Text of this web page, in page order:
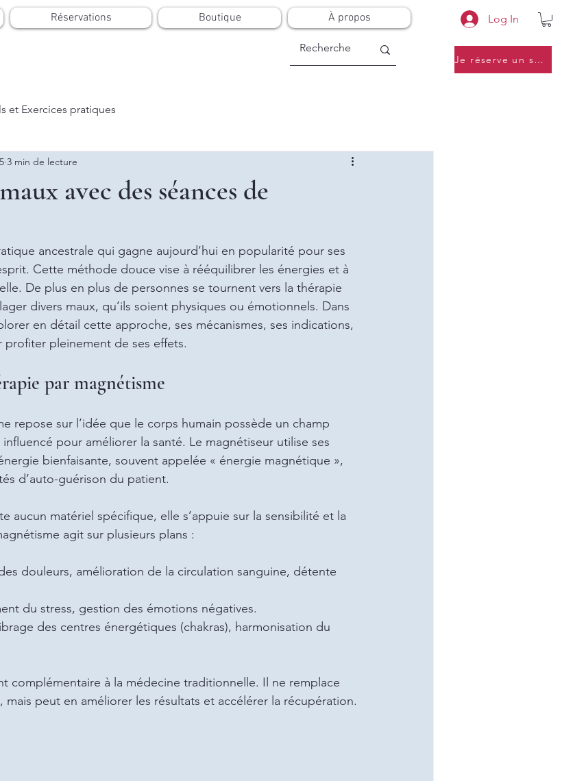
Réservations Boutique À propos Log In
Je réserve un soin
et Exercices pratiques
avec des séances de
3 min de lecture
ancestrale qui gagne aujourd’hui en popularité pour ses
Cette méthode douce vise à rééquilibrer les énergies et à
De plus en plus de personnes se tournent vers la thérapie
divers maux, qu’ils soient physiques ou émotionnels. Dans
en détail cette approche, ses mécanismes, ses indications,
profiter pleinement de ses effets.
par magnétisme
repose sur l’idée que le corps humain possède un champ
pour améliorer la santé. Le magnétiseur utilise ses
bienfaisante, souvent appelée « énergie magnétique »,
d’auto-guérison du patient.
aucun matériel spécifique, elle s’appuie sur la sensibilité et la
agit sur plusieurs plans :
douleurs, amélioration de la circulation sanguine, détente
du stress, gestion des émotions négatives.
des centres énergétiques (chakras), harmonisation du
complémentaire à la médecine traditionnelle. Il ne remplace
mais peut en améliorer les résultats et accélérer la récupération.